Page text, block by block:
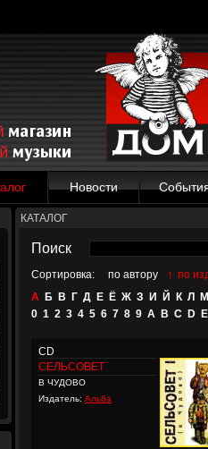
Новости
КАТАЛОГ
Поиск
Сортировка: по автору ↑ по
А Б В Г Д Е Ё Ж З И Й К Л М
0 1 2 3 4 5 6 7 8 9 A B C D E
CD
СЕЛЬСОВЕТ
В ЧУДОВО
Издатель: Альба